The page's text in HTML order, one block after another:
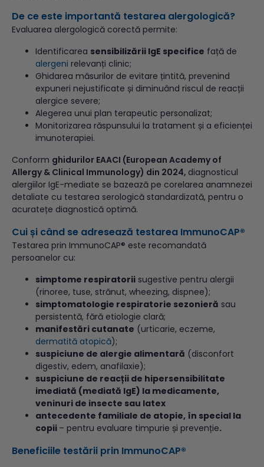
De ce este importantă testarea alergologică?
Evaluarea alergologică corectă permite:
Identificarea sensibilizării IgE specifice față de
alergeni relevanți clinic;
Ghidarea măsurilor de evitare țintită, prevenind
expuneri nejustificate și diminuând riscul de reacții
alergice severe;
Alegerea unui plan terapeutic personalizat;
Monitorizarea răspunsului la tratament și a eficienței
imunoterapiei.
Conform ghidurilor EAACI (European Academy of
Allergy & Clinical Immunology) din 2024, diagnosticul
alergiilor IgE-mediate se bazează pe corelarea anamnezei
detaliate cu testarea serologică standardizată, pentru o
acuratețe diagnostică optimă.
Cui și când se adresează testarea ImmunoCAP®
Testarea prin ImmunoCAP® este recomandată
persoanelor cu:
simptome respiratorii sugestive pentru alergii
(rinoree, tuse, strănut, wheezing, dispnee);
simptomatologie respiratorie sezonieră sau
persistentă, fără etiologie clară;
manifestări cutanate (urticarie, eczeme,
dermatită atopică);
suspiciune de alergie alimentară (disconfort
digestiv, edem, anafilaxie);
suspiciune de reacții de hipersensibilitate
imediată (mediată IgE) la medicamente,
veninuri de insecte sau latex
antecedente familiale de atopie, în special la
copii – pentru evaluare timpurie și prevenție.
Beneficiile testării prin ImmunoCAP®